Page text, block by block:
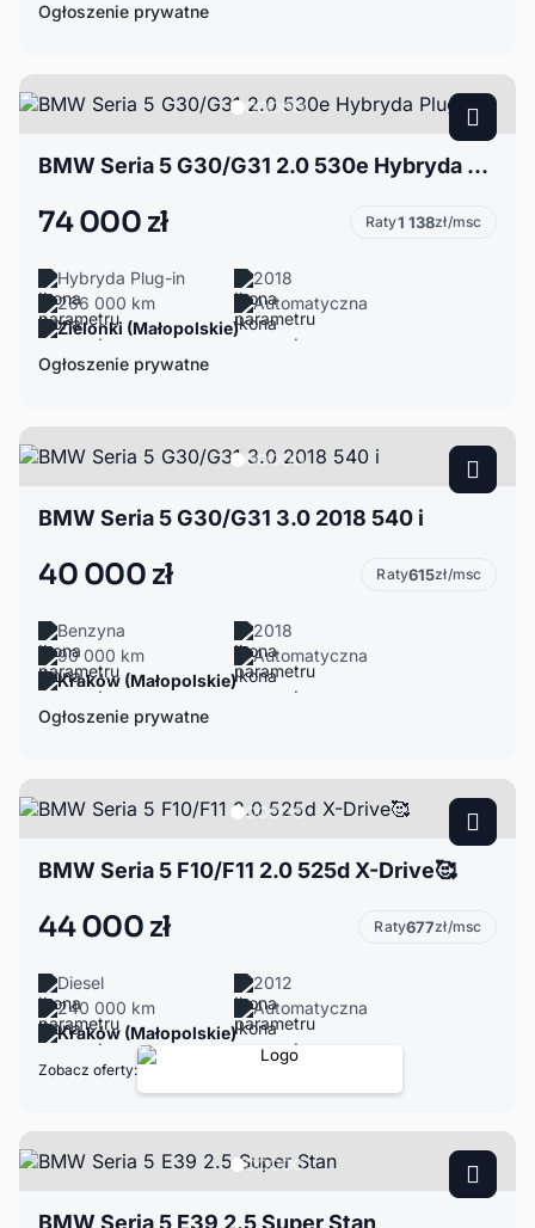
Ogłoszenie prywatne
BMW Seria 5 G30/G31 2.0 530e Hybryda Plug-in
74 000 zł Raty1 138zł/msc
Hybryda Plug-in
2018
266 000 km
Automatyczna
Zielonki (Małopolskie)
Ogłoszenie prywatne
BMW Seria 5 G30/G31 3.0 2018 540 i
40 000 zł Raty615zł/msc
Benzyna
2018
90 000 km
Automatyczna
Kraków (Małopolskie)
Ogłoszenie prywatne
BMW Seria 5 F10/F11 2.0 525d X-Drive🥰
44 000 zł Raty677zł/msc
Diesel
2012
240 000 km
Automatyczna
Kraków (Małopolskie)
Zobacz oferty:
BMW Seria 5 E39 2.5 Super Stan